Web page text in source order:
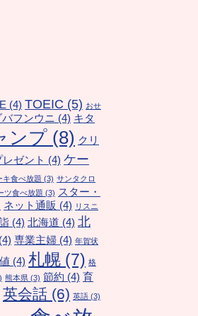
(4) TOEIC (5) おせ
バフンウニ (4) キタ
ンプ (8) クリ
ゼント (4) ケー
キ食べ放題 (3) サンタクロ
ツ食べ放題 (3) スター・
ネット通販 (4) リスニ
(4) 北海道 (4) 北
(4) 専業主婦 (4) 年賀状
(4) 札幌 (7) 格
熊本県 (3) 節約 (4) 育
英会話 (6) 英語 (3)